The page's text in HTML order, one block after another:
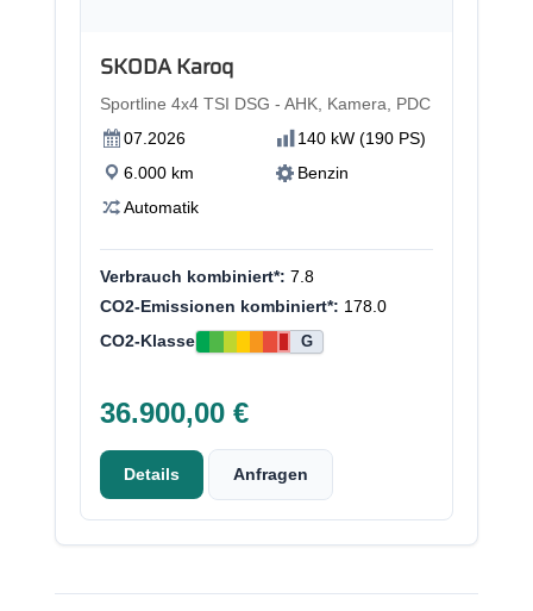
SKODA Karoq
Sportline 4x4 TSI DSG - AHK, Kamera, PDC
07.2026
140 kW (190 PS)
6.000 km
Benzin
Automatik
Verbrauch kombiniert*: 7.8
CO2-Emissionen kombiniert*: 178.0
CO2-Klasse
G
36.900,00 €
Details Anfragen